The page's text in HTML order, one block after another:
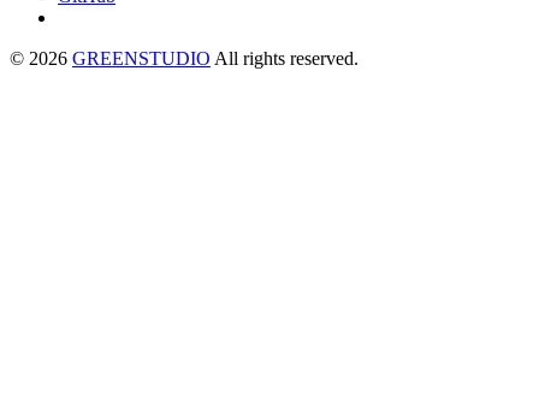
© 2026 GREENSTUDIO All rights reserved.